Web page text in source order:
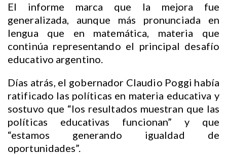
El informe marca que la mejora fue
generalizada, aunque más pronunciada en
lengua que en matemática, materia que
continúa representando el principal desafío
educativo argentino.
Días atrás, el gobernador Claudio Poggi había
ratificado las políticas en materia educativa y
sostuvo que “los resultados muestran que las
políticas educativas funcionan” y que
“estamos generando igualdad de
oportunidades”.